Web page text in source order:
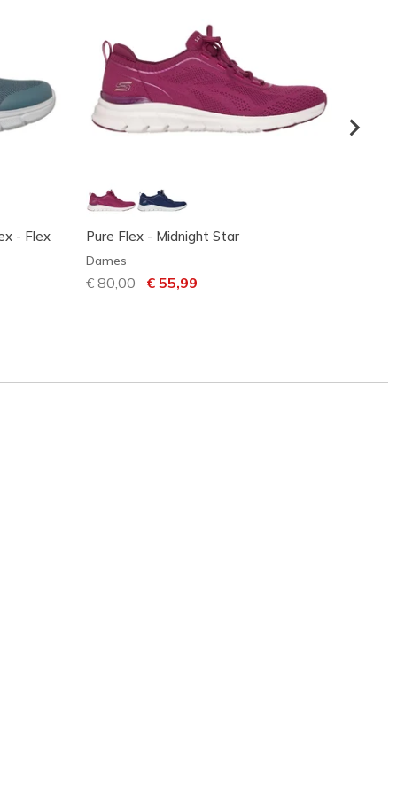
- Flex
Pure Flex - Midnight Star
Dames
Prijs verlaagd van
€ 80,00naar
€ 55,99